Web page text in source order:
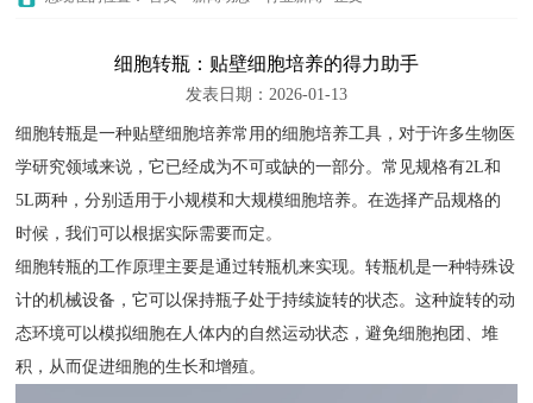
细胞转瓶：贴壁细胞培养的得力助手
发表日期：2026-01-13
细胞转瓶是一种贴壁细胞培养常用的细胞培养工具，对于许多生物医
学研究领域来说，它已经成为不可或缺的一部分。常见规格有2L和
5L两种，分别适用于小规模和大规模细胞培养。在选择产品规格的
时候，我们可以根据实际需要而定。
细胞转瓶的工作原理主要是通过转瓶机来实现。转瓶机是一种特殊设
计的机械设备，它可以保持瓶子处于持续旋转的状态。这种旋转的动
态环境可以模拟细胞在人体内的自然运动状态，避免细胞抱团、堆
积，从而促进细胞的生长和增殖。